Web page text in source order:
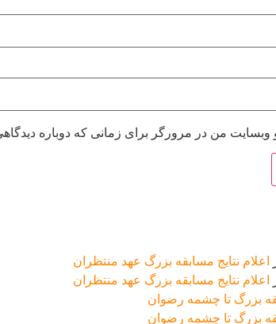
و وبسایت من در مرورگر برای زمانی که دوباره
اعلام نتایج مسابقه بزرگ عهد منتظران
اعلام نتایج مسابقه بزرگ عهد منتظران
بزرگ تا چشمه رضوان
بزرگ تا چشمه رضوان